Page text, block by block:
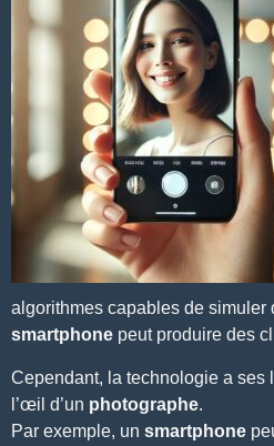
algorithmes capables de simuler
smartphone peut produire des
Cependant, la technologie a ses
l’œil d’un photographe.
Par exemple, un smartphone